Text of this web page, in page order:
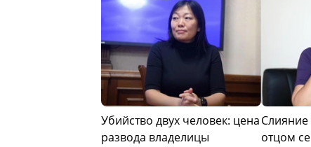
Первые предпринимательские
связаны с торговлей компьютерной
основал интернет-провайдера
оказывал услуги доступа в интернет
создана веб-студия UT Design,
2007 году UTech был продан, что
бизнесе.
Убийство двух человек: цена
развода владелицы
Слияние
отцом